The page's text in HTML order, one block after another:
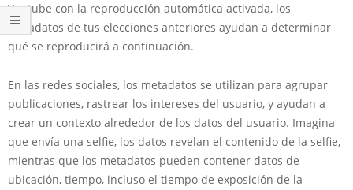
Youtube con la reproducción automática activada, los
metadatos de tus elecciones anteriores ayudan a determinar
qué se reproducirá a continuación.
En las redes sociales, los metadatos se utilizan para agrupar
publicaciones, rastrear los intereses del usuario, y ayudan a
crear un contexto alrededor de los datos del usuario. Imagina
que envía una selfie, los datos revelan el contenido de la selfie,
mientras que los metadatos pueden contener datos de
ubicación, tiempo, incluso el tiempo de exposición de la